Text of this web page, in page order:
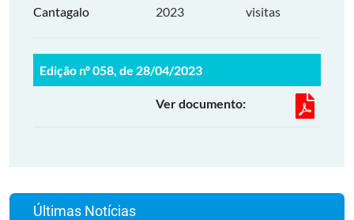
Cantagalo
2023
visitas
Edição nº 058, de 28/04/2023
Ver documento:
Últimas Notícias